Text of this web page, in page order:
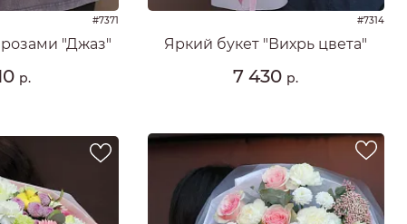
#7371
"Джаз"
р.
#7314
Яркий букет "Вихрь цвета"
7 430 р.